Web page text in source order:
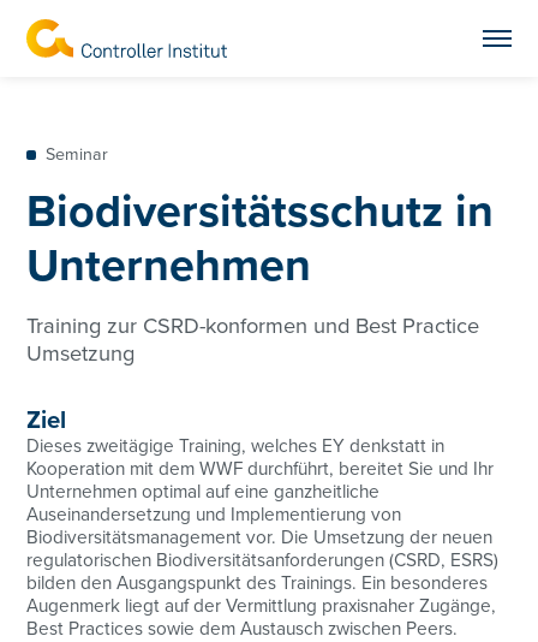
Seminar
Biodiversitätsschutz in
Unternehmen
Training zur CSRD-konformen und Best Practice
Umsetzung
Ziel
Dieses zweitägige Training, welches EY denkstatt in
Kooperation mit dem WWF durchführt, bereitet Sie und Ihr
Unternehmen optimal auf eine ganzheitliche
Auseinandersetzung und Implementierung von
Biodiversitätsmanagement vor. Die Umsetzung der neuen
regulatorischen Biodiversitätsanforderungen (CSRD, ESRS)
bilden den Ausgangspunkt des Trainings. Ein besonderes
Augenmerk liegt auf der Vermittlung praxisnaher Zugänge,
Best Practices sowie dem Austausch zwischen Peers.